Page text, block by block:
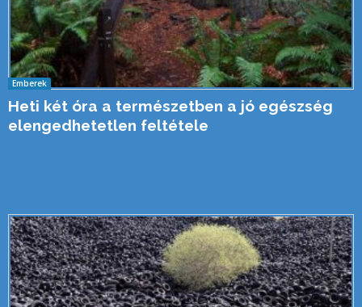
Emberek
Heti két óra a természetben a jó egészség
elengedhetetlen feltétele